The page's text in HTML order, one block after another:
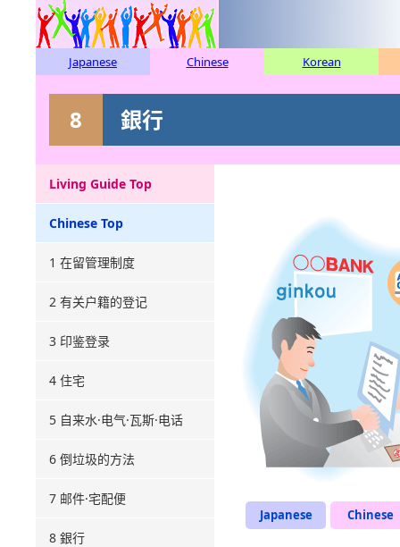
Japanese Chinese Korean
8 銀行
Living Guide Top
Chinese Top
1 在留管理制度
2 有关户籍的登记
3 印鉴登录
4 住宅
5 自来水·电气·瓦斯·电话
6 倒垃圾的方法
7 邮件·宅配便
8 銀行
Japanese Chinese